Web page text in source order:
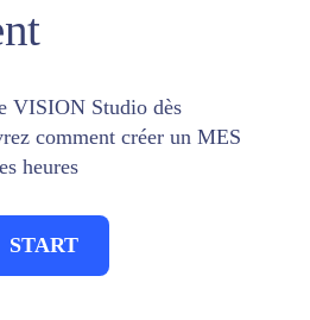
VISION Studio dès
comment créer un MES
heures
START